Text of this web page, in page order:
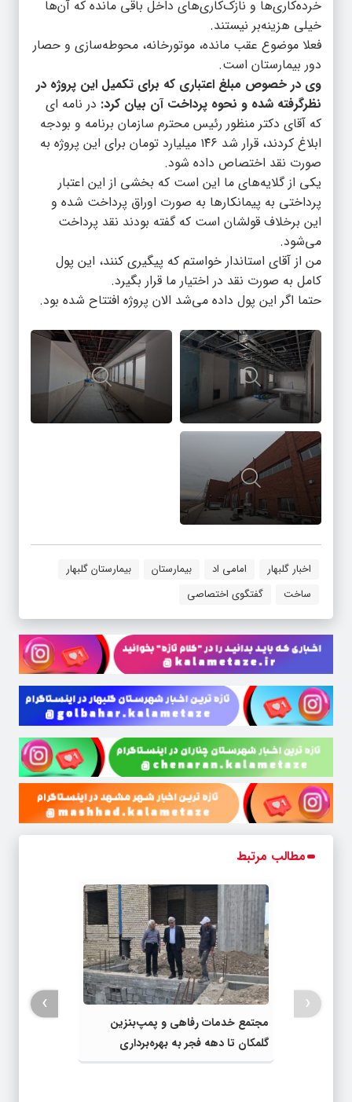
خرده‌کاری‌ها و نازک‌کاری‌های داخل باقی مانده که آن‌ها
خیلی هزینه‌بر نیستند.
فعلا موضوع عقب مانده، موتور‌خانه، محوطه‌سازی و حصار
دور بیمارستان است.
وی در خصوص مبلغ اعتباری که برای تکمیل این پروژه در
نظرگرفته شده و نحوه پرداخت آن بیان کرد: در نامه ای
که آقای دکتر منظور رئیس محترم سازمان برنامه و بودجه
ابلاغ کردند، قرار شد ۱۴۶ میلیارد تومان برای این پروژه به
صورت نقد اختصاص داده شود.
یکی از گلایه‌های ما این است که بخشی از این اعتبار
پرداختی به پیمانکار‌ها به صورت اوراق پرداخت شده و
این برخلاف قولشان است که گفته بودند نقد پرداخت
می‌شود.
من از آقای استاندار خواستم که پیگیری کنند، این پول
کامل به صورت نقد در اختیار ما قرار بگیرد.
حتما اگر این پول داده می‌شد الان پروژه افتتاح شده بود.
اخبار گلبهار امامی اد بیمارستان
بیمارستان گلبهار
ساخت
گفتگوی اختصاصی
مطالب مرتبط
مجتمع خدمات رفاهی و پمپ‌بنزین
گلمکان تا دهه فجر به بهره‌برداری
می‌رسد
‹
›